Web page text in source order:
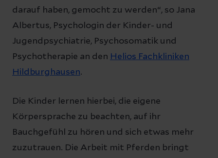
darauf haben, gemocht zu werden“, so Jana
Albertus, Psychologin der Kinder- und
Jugendpsychiatrie, Psychosomatik und
Psychotherapie an den Helios Fachkliniken
Hildburghausen.
Die Kinder lernen hierbei, die eigene
Körpersprache zu beachten, auf ihr
Bauchgefühl zu hören und sich etwas mehr
zuzutrauen. Die Arbeit mit Pferden bringt